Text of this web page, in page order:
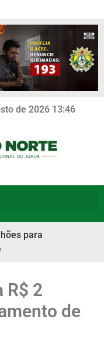
de 2026 13:46
para
R$ 2
de